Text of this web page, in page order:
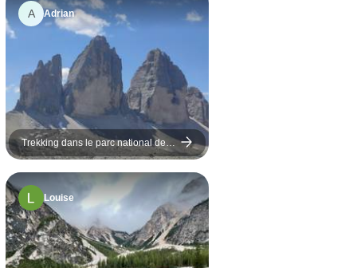
prudent...
droit à de
de neige
! Les
très bien. Je
vivement ce
que
c'était
A Adrian
Trekking dans le parc national des
Dolomites - Trek autoguidée
Louise